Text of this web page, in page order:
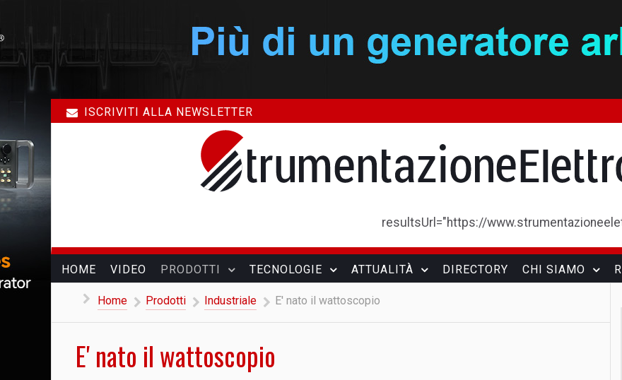
ISCRIVITI ALLA NEWSLETTER
resultsUrl="https://
HOME VIDEO PRODOTTI TECNOLOGIE ATTUALITÀ DIRECTORY CHI SIAMO
Home Prodotti Industriale E' nato il wattoscopio
E' nato il wattoscopio